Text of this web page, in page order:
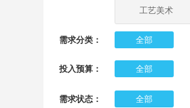
工艺美术
需求分类： 全部
投入预算： 全部
需求状态： 全部